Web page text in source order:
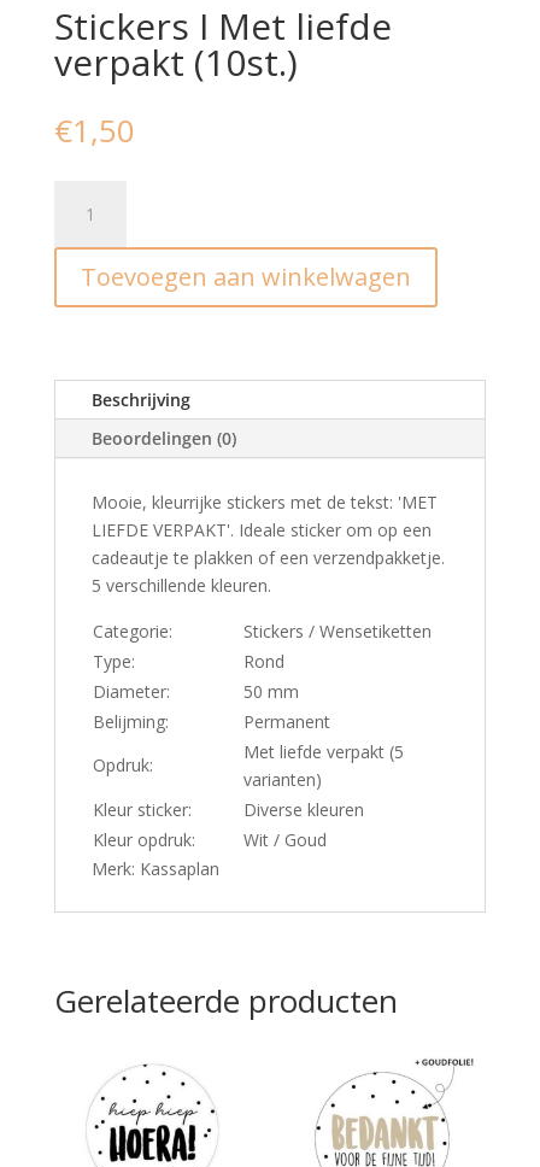
Stickers I Met liefde
verpakt (10st.)
€1,50
Met
liefde
verpakt
Toevoegen aan winkelwagen
Beschrijving
Beoordelingen (0)
Mooie, kleurrijke stickers met de tekst: 'MET
LIEFDE VERPAKT'. Ideale sticker om op een
cadeautje te plakken of een verzendpakketje.
5 verschillende kleuren.
Categorie:
Stickers / Wensetiketten
Type:
Rond
Diameter:
50 mm
Belijming:
Permanent
Opdruk:
Met liefde verpakt (5
varianten)
Kleur sticker:
Diverse kleuren
Kleur opdruk:
Wit / Goud
Merk: Kassaplan
Gerelateerde producten